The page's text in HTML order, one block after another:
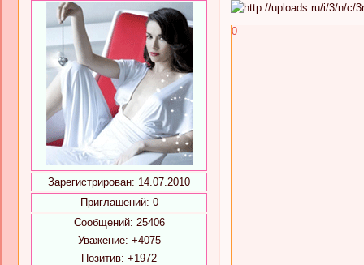
Зарегистрирован: 14.07.2010
Приглашений: 0
Сообщений: 25406
Уважение: +4075
Позитив: +1972
0